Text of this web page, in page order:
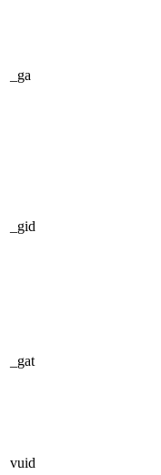
_ga
_gid
_gat
vuid